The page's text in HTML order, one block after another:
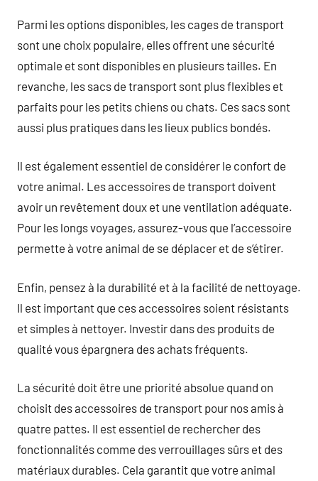
Parmi les options disponibles, les cages de transport
sont une choix populaire, elles offrent une sécurité
optimale et sont disponibles en plusieurs tailles. En
revanche, les sacs de transport sont plus flexibles et
parfaits pour les petits chiens ou chats. Ces sacs sont
aussi plus pratiques dans les lieux publics bondés.
Il est également essentiel de considérer le confort de
votre animal. Les accessoires de transport doivent
avoir un revêtement doux et une ventilation adéquate.
Pour les longs voyages, assurez-vous que l’accessoire
permette à votre animal de se déplacer et de s’étirer.
Enfin, pensez à la durabilité et à la facilité de nettoyage.
Il est important que ces accessoires soient résistants
et simples à nettoyer. Investir dans des produits de
qualité vous épargnera des achats fréquents.
La sécurité doit être une priorité absolue quand on
choisit des accessoires de transport pour nos amis à
quatre pattes. Il est essentiel de rechercher des
fonctionnalités comme des verrouillages sûrs et des
matériaux durables. Cela garantit que votre animal